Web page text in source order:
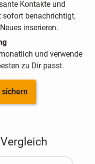
Kontakte und
sofort benachrichtigt,
inserieren.
und verwende
zu Dir passt.